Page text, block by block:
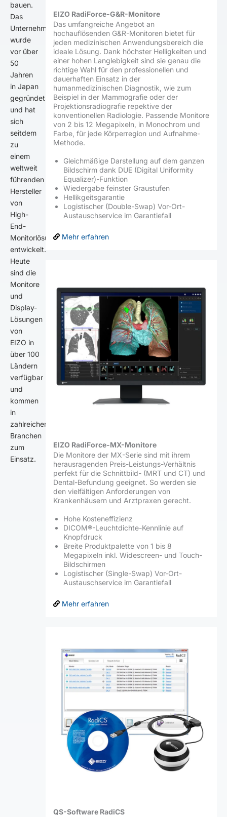
bauen.
Das
Unternehmen
wurde
vor über
50
Jahren
in Japan
gegründet
und hat
sich
seitdem
zu
einem
weltweit
führenden
Hersteller
von
High-
End-
Monitorlösungen
entwickelt.
Heute
sind die
Monitore
und
Display-
Lösungen
von
EIZO in
über 100
Ländern
verfügbar
und
kommen
in
zahlreichen
Branchen
zum
Einsatz.
EIZO RadiForce-G&R-Monitore
Das umfangreiche Angebot an
hochauflösenden G&R-Monitoren bietet für
jeden medizinischen Anwendungsbereich die
ideale Lösung. Dank höchster Helligkeiten und
einer hohen Langlebigkeit sind sie genau die
richtige Wahl für den professionellen und
dauerhaften Einsatz in der
humanmedizinischen Diagnostik, wie zum
Beispiel in der Mammografie oder der
Projektionsradiografie repektive der
konventionellen Radiologie. Passende Monitore
von 2 bis 12 Megapixeln, in Monochrom und
Farbe, für jede Körperregion und Aufnahme-
Methode.
Gleichmäßige Darstellung auf dem ganzen
Bildschirm dank DUE (Digital Uniformity
Equalizer)-Funktion
Wiedergabe feinster Graustufen
Hellikgeitsgarantie
Logistischer (Double-Swap) Vor-Ort-
Austauschservice im Garantiefall
Mehr erfahren
EIZO RadiForce-MX-Monitore
Die Monitore der MX-Serie sind mit ihrem
herausragenden Preis-Leistungs-Verhältnis
perfekt für die Schnittbild- (MRT und CT) und
Dental-Befundung geeignet. So werden sie
den vielfältigen Anforderungen von
Krankenhäusern und Arztpraxen gerecht.
Hohe Kosteneffizienz
DICOM®-Leuchtdichte-Kennlinie auf
Knopfdruck
Breite Produktpalette von 1 bis 8
Megapixeln inkl. Widescreen- und Touch-
Bildschirmen
Logistischer (Single-Swap) Vor-Ort-
Austauschservice im Garantiefall
Mehr erfahren
QS-Software RadiCS